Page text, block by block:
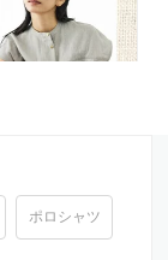
ポロシャツ